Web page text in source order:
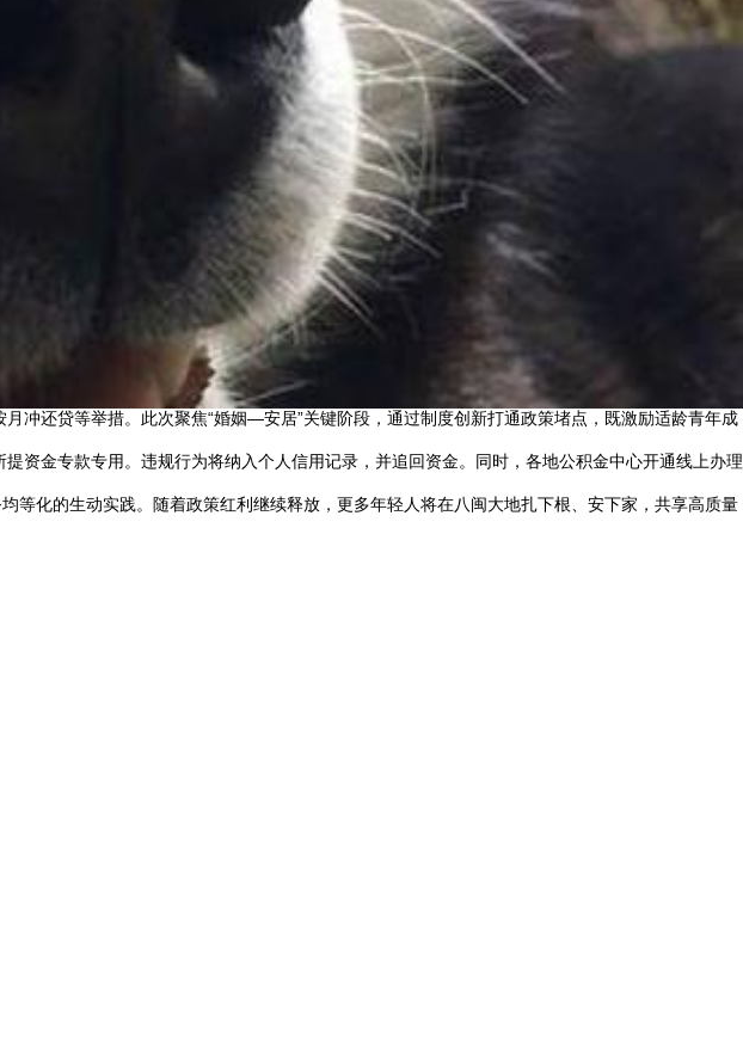
冲还贷等举措。此次聚焦“婚姻—安居”关键阶段，通过制度创新打通政策堵点，既激励适龄青年成
资金专款专用。违规行为将纳入个人信用记录，并追回资金。同时，各地公积金中心开通线上办理
等化的生动实践。随着政策红利继续释放，更多年轻人将在八闽大地扎下根、安下家，共享高质量